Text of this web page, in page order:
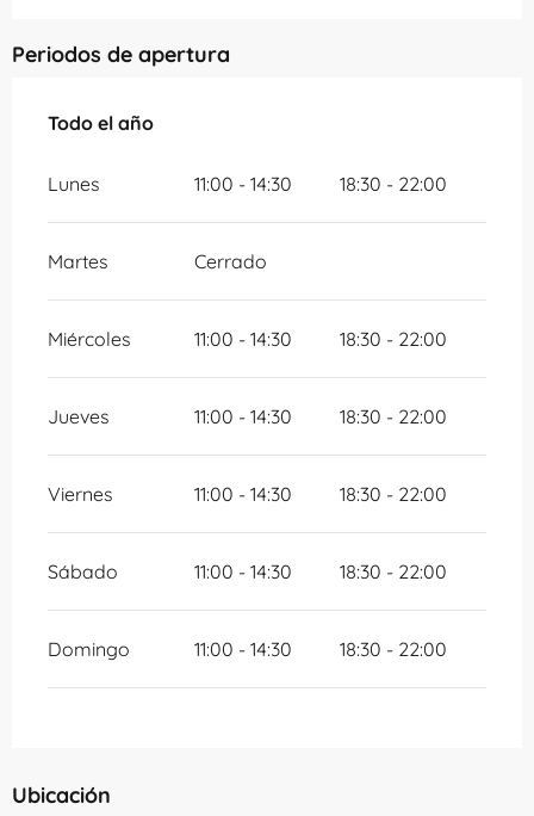
Periodos de apertura
Todo el año
Todo el año
Lunes 11:00 - 14:30 18:30 - 22:00
Martes Cerrado
Miércoles 11:00 - 14:30 18:30 - 22:00
Jueves 11:00 - 14:30 18:30 - 22:00
Viernes 11:00 - 14:30 18:30 - 22:00
Sábado 11:00 - 14:30 18:30 - 22:00
Domingo 11:00 - 14:30 18:30 - 22:00
Ubicación